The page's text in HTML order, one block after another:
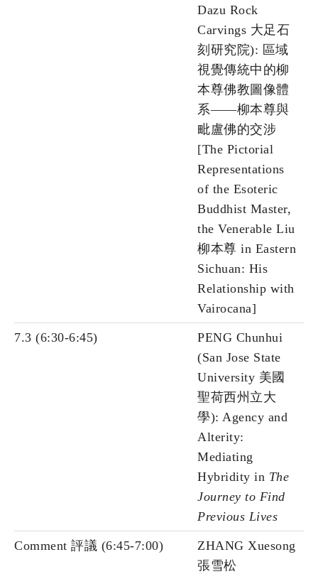
Dazu Rock
Carvings 大足石
刻研究院): 區域
視覺傳統中的柳
本尊佛教圖像體
系——柳本尊與
毗盧佛的交涉
[The Pictorial
Representations
of the Esoteric
Buddhist Master,
the Venerable Liu
柳本尊 in Eastern
Sichuan: His
Relationship with
Vairocana]
7.3 (6:30-6:45)
PENG Chunhui
(San Jose State
University 美國
聖荷西州立大
學): Agency and
Alterity:
Mediating
Hybridity in The
Journey to Find
Previous Lives
Comment 評議 (6:45-7:00)
ZHANG Xuesong
張雪松